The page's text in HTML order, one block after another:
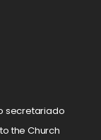
secretariado
the Church